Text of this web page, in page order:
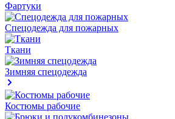
Фартуки
Спецодежда для пожарных
Ткани
Зимняя спецодежда
Костюмы рабочие